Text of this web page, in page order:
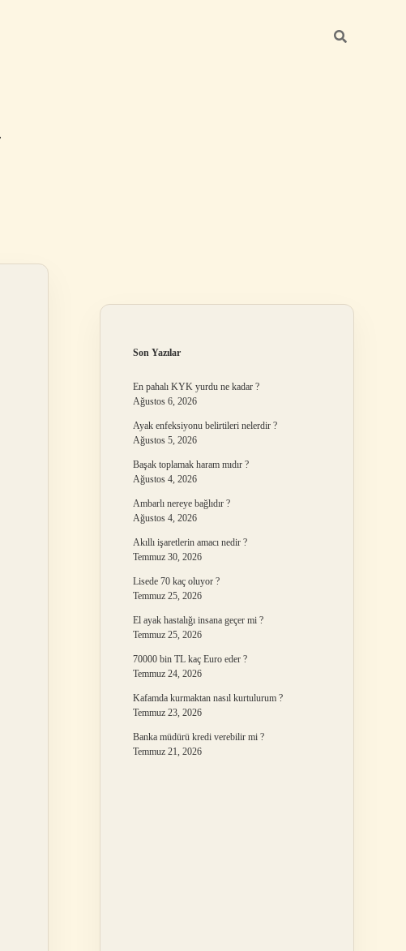
Son Yazılar
En pahalı KYK yurdu ne kadar ?
Ağustos 6, 2026
Ayak enfeksiyonu belirtileri nelerdir ?
Ağustos 5, 2026
Başak toplamak haram mıdır ?
Ağustos 4, 2026
Ambarlı nereye bağlıdır ?
Ağustos 4, 2026
Akıllı işaretlerin amacı nedir ?
Temmuz 30, 2026
Lisede 70 kaç oluyor ?
Temmuz 25, 2026
El ayak hastalığı insana geçer mi ?
Temmuz 25, 2026
70000 bin TL kaç Euro eder ?
Temmuz 24, 2026
Kafamda kurmaktan nasıl kurtulurum ?
Temmuz 23, 2026
Banka müdürü kredi verebilir mi ?
Temmuz 21, 2026